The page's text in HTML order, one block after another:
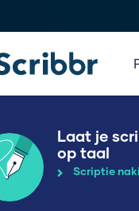
Laat je
op taal
Scriptie